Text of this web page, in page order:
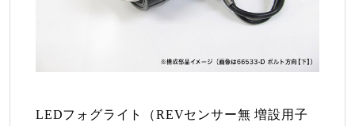
LEDフォグライト（REVセンサー無 増設用子